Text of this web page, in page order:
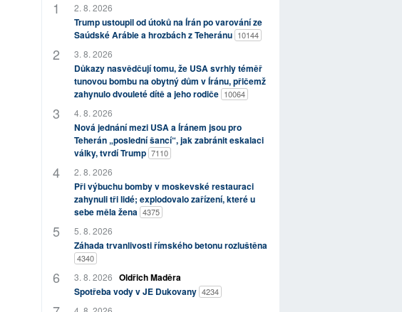
2. 8. 2026
Trump ustoupil od útoků na Írán po varování ze
Saúdské Arábie a hrozbách z Teheránu 10144
3. 8. 2026
Důkazy nasvědčují tomu, že USA svrhly téměř
tunovou bombu na obytný dům v Íránu, přičemž
zahynulo dvouleté dítě a jeho rodiče 10064
4. 8. 2026
Nová jednání mezi USA a Íránem jsou pro
Teherán „poslední šancí“, jak zabránit eskalaci
války, tvrdí Trump 7110
2. 8. 2026
Při výbuchu bomby v moskevské restauraci
zahynuli tři lidé; explodovalo zařízení, které u
sebe měla žena 4375
5. 8. 2026
Záhada trvanlivosti římského betonu rozluštěna
4340
3. 8. 2026 Oldřich Maděra
Spotřeba vody v JE Dukovany 4234